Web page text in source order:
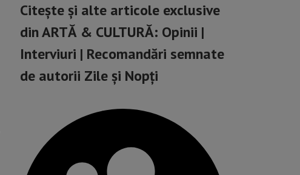
Citește și alte articole exclusive
din ARTĂ & CULTURĂ: Opinii |
Interviuri | Recomandări semnate
de autorii Zile și Nopți